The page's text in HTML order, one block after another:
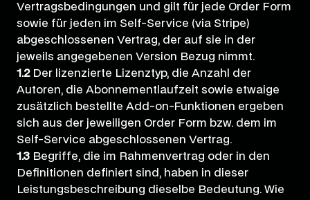
Vertragsbedingungen und gilt für jede Order Form
sowie für jeden im Self-Service (via Stripe)
abgeschlossenen Vertrag, der auf sie in der
jeweils angegebenen Version Bezug nimmt.
1.2 Der lizenzierte Lizenztyp, die Anzahl der
Autoren, die Abonnementlaufzeit sowie etwaige
zusätzlich bestellte Add-on-Funktionen ergeben
sich aus der jeweiligen Order Form bzw. dem im
Self-Service abgeschlossenen Vertrag.
1.3 Begriffe, die im Rahmenvertrag oder in den
Definitionen definiert sind, haben in dieser
Leistungsbeschreibung dieselbe Bedeutung. Wie